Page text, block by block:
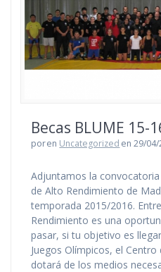
Becas BLUME 15-
poren Uncategorized en 29/04/
Adjuntamos la
de Alto Rendimiento de
temporada 2015/2016.
Rendimiento es una
pasar, si tu objetivo es
Juegos Olímpicos, el
dotará de los medios